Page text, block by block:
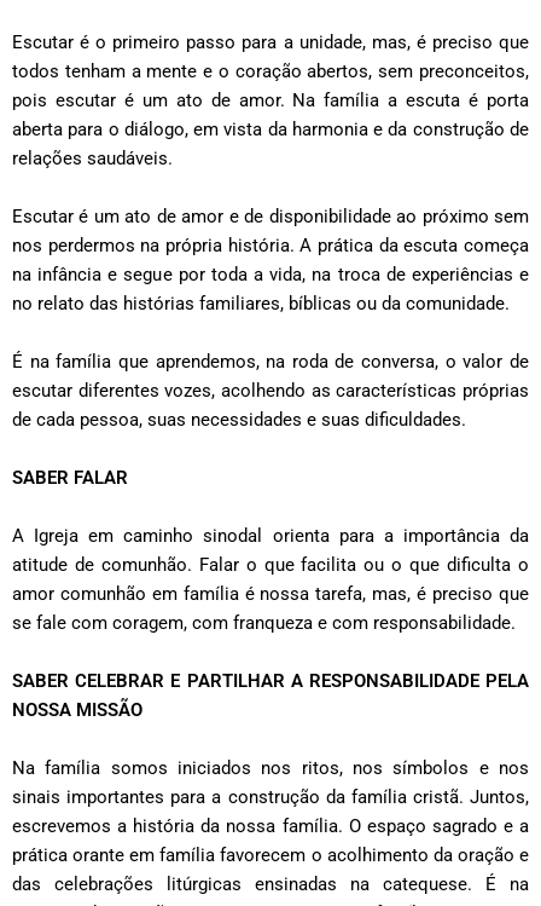
Escutar é o primeiro passo para a unidade, mas, é preciso que
todos tenham a mente e o coração abertos, sem preconceitos,
pois escutar é um ato de amor. Na família a escuta é porta
aberta para o diálogo, em vista da harmonia e da construção de
relações saudáveis.
Escutar é um ato de amor e de disponibilidade ao próximo sem
nos perdermos na própria história. A prática da escuta começa
na infância e segue por toda a vida, na troca de experiências e
no relato das histórias familiares, bíblicas ou da comunidade.
É na família que aprendemos, na roda de conversa, o valor de
escutar diferentes vozes, acolhendo as características próprias
de cada pessoa, suas necessidades e suas dificuldades.
SABER FALAR
A Igreja em caminho sinodal orienta para a importância da
atitude de comunhão. Falar o que facilita ou o que dificulta o
amor comunhão em família é nossa tarefa, mas, é preciso que
se fale com coragem, com franqueza e com responsabilidade.
SABER CELEBRAR E PARTILHAR A RESPONSABILIDADE PELA
NOSSA MISSÃO
Na família somos iniciados nos ritos, nos símbolos e nos
sinais importantes para a construção da família cristã. Juntos,
escrevemos a história da nossa família. O espaço sagrado e a
prática orante em família favorecem o acolhimento da oração e
das celebrações litúrgicas ensinadas na catequese. É na